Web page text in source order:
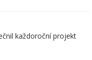
každoroční projekt